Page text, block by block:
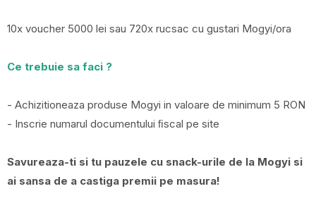
10x voucher 5000 lei sau 720x rucsac cu gustari Mogyi/ora
Ce trebuie sa faci ?
- Achizitioneaza produse Mogyi in valoare de minimum 5 RON
- Inscrie numarul documentului ﬁscal pe site
Savureaza-ti si tu pauzele cu snack-urile de la Mogyi si
ai sansa de a castiga premii pe masura!